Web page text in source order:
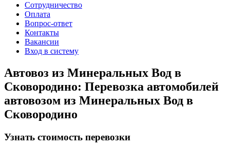
Сотрудничество
Оплата
Вопрос-ответ
Контакты
Вакансии
Вход в систему
Автовоз из Минеральных Вод в
Сковородино: Перевозка автомобилей
автовозом из Минеральных Вод в
Сковородино
Узнать стоимость перевозки